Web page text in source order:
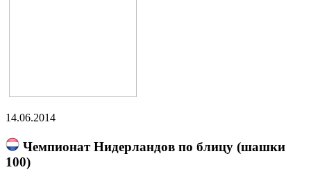
14.06.2014
Чемпионат Нидерландов по блицу (шашки
100)